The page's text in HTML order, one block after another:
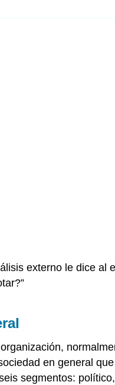
externo le dice al
en general
segmentos: